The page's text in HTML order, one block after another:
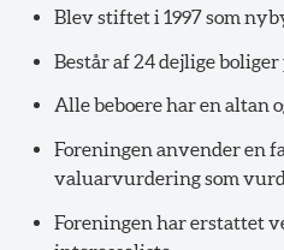
Blev stiftet i 1997 som
Består af 24 dejlige
Alle beboere har en altan
Foreningen anvender en
valuarvurdering som
Foreningen har erstattet